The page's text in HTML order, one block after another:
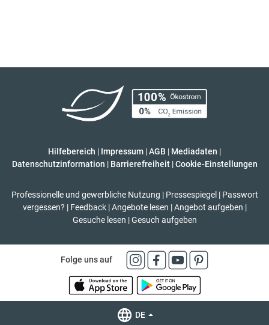
Hilfebereich | Impressum |AGB | Mediadaten |
Datenschutzinformation | Barrierefreiheit | Cookie-Einstellungen
Professionelle und gewerbliche Nutzung | Pressespiegel | Passwort
vergessen? | Feedback | Angebote lesen | Angebot aufgeben |
Gesuche lesen | Gesuch aufgeben
Folge uns auf
DE